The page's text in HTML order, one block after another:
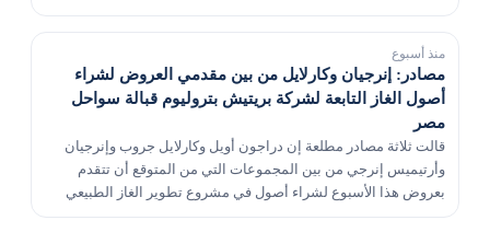
منذ أسبوع
مصادر: إنرجيان وكارلايل من بين مقدمي العروض لشراء
أصول الغاز التابعة لشركة بريتيش بتروليوم قبالة سواحل
مصر
قالت ثلاثة مصادر مطلعة إن دراجون أويل وكارلايل جروب وإنرجيان
وأرتيميس إنرجي من بين المجموعات التي من المتوقع أن تتقدم
بعروض هذا الأسبوع لشراء أصول في مشروع تطوير الغاز الطبيعي